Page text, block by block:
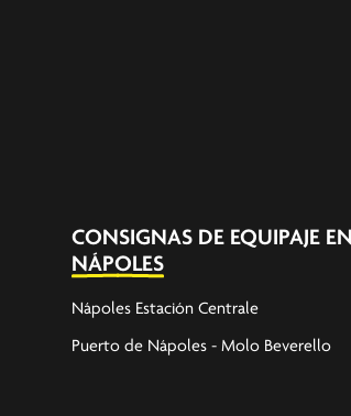
CONSIGNAS DE EQUIPAJE EN
NÁPOLES
Nápoles Estación Centrale
Puerto de Nápoles - Molo Beverello